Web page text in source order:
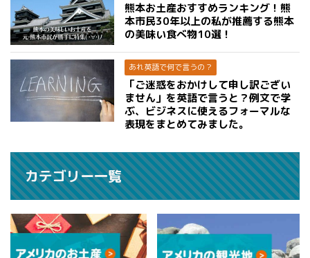
熊本お土産おすすめランキング！熊
本市民30年以上の私が推薦する熊本
の美味い食べ物10選！
あれ英語で何で言うの？
「ご迷惑をおかけして申し訳ござい
ません」を英語で言うと？例文で学
ぶ、ビジネスに使えるフォーマルな
表現をまとめてみました。
カテゴリー一覧